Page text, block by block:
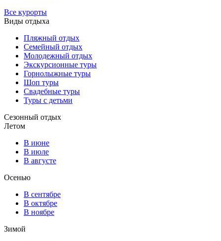
Все курорты
Виды отдыха
Пляжный отдых
Семейный отдых
Молодежный отдых
Экскурсионные туры
Горнолыжные туры
Шоп туры
Свадебные туры
Туры с детьми
Сезонный отдых
Летом
В июне
В июле
В августе
Осенью
В сентябре
В октябре
В ноябре
Зимой